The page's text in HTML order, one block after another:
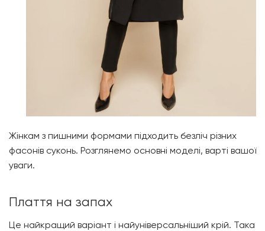
Жінкам з пишними формами підходить безліч різних
фасонів суконь. Розглянемо основні моделі, варті вашої
уваги.
Плаття на запах
Це найкращий варіант і найуніверсальніший крій. Така